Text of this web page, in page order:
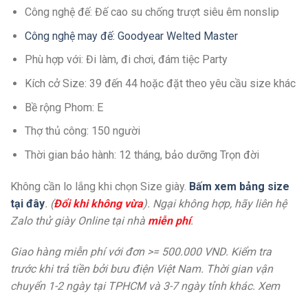
Công nghệ đế: Đế cao su chống trượt siêu êm nonslip
Công nghệ may đế: Goodyear Welted Master
Phù hợp với: Đi làm, đi chơi, đám tiệc Party
Kích cở Size: 39 đến 44 hoặc đặt theo yêu cầu size khác
Bề rộng Phom: E
Thợ thủ công: 150 người
Thời gian bảo hành: 12 tháng, bảo dưỡng Trọn đời
Không cần lo lắng khi chọn Size giày. Bấm xem bảng size
tại đây. (Đổi khi không vừa). Ngại không hợp, hãy liên hệ
Zalo thử giày Online tại nhà miễn phí.
Giao hàng miễn phí với đơn >= 500.000 VND. Kiểm tra
trước khi trả tiền bởi bưu điện Việt Nam. Thời gian vận
chuyển 1-2 ngày tại TPHCM và 3-7 ngày tỉnh khác. Xem